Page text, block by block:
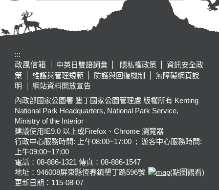
:::
政風信箱
中英日雙語詞彙 隱私權政策
資訊安全政
策
維護與管理規範 防護與回復機制
無障礙網頁說
明
網站資料開放宣告
內政部國家公園署 墾丁國家公園管理處 版權所有 Kenting
National Park Headquarters, National Park Service,
Ministry of the Interior
建議使用IE9.0 以上或Firefox、Chrome 瀏覽器
行政中心服務時間: 上午08:00~17:00 ; 遊客中心服務時間:
上午09:00~17:00
電話：08-886-1321 傳真：08-886-1547
地址：946008屏東縣恆春鎮墾丁路596號
(點圖觀看)
更新日期： 115-08-07